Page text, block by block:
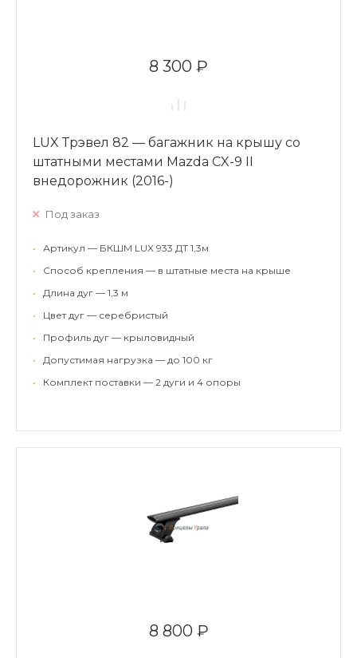
8 300 ₽
LUX Трэвел 82 — багажник на крышу со
штатными местами Mazda CX-9 II
внедорожник (2016-)
Под заказ
•
Артикул — БКШМ LUX 933 ДТ 1,3м
•
Способ крепления — в штатные места на крыше
•
Длина дуг — 1,3 м
•
Цвет дуг — серебристый
•
Профиль дуг — крыловидный
•
Допустимая нагрузка — до 100 кг
•
Комплект поставки — 2 дуги и 4 опоры
8 800 ₽